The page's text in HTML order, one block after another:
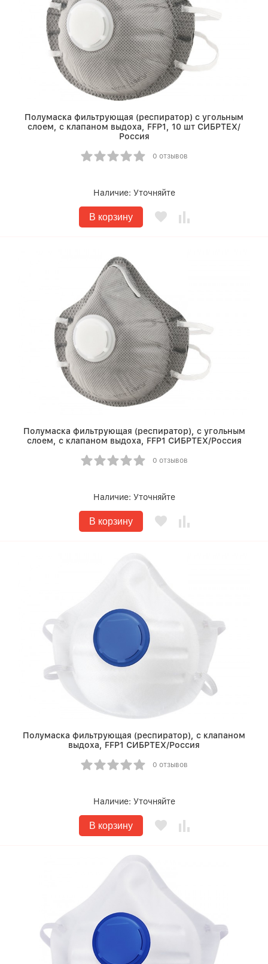
Полумаска фильтрующая (респиратор) c угольным
слоем, с клапаном выдоха, FFP1, 10 шт СИБРТЕХ/
Россия
0 отзывов
Наличие: Уточняйте
В корзину
Полумаска фильтрующая (респиратор), c угольным
слоем, с клапаном выдоха, FFP1 СИБРТЕХ/Россия
0 отзывов
Наличие: Уточняйте
В корзину
Полумаска фильтрующая (респиратор), с клапаном
выдоха, FFP1 СИБРТЕХ/Россия
0 отзывов
Наличие: Уточняйте
В корзину